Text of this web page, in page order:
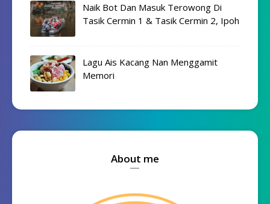
Naik Bot Dan Masuk Terowong Di
Tasik Cermin 1 & Tasik Cermin 2, Ipoh
Lagu Ais Kacang Nan Menggamit
Memori
About me